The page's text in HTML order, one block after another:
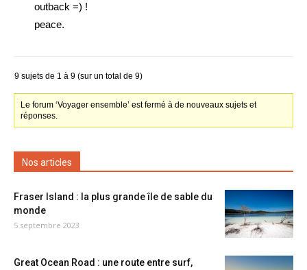
outback =) !
peace.
9 sujets de 1 à 9 (sur un total de 9)
Le forum ‘Voyager ensemble’ est fermé à de nouveaux sujets et
réponses.
Nos articles
Fraser Island : la plus grande île de sable du
monde
5 septembre 2023
Great Ocean Road : une route entre surf,